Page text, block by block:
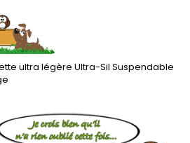
ultra légère Ultra-Sil Suspendable